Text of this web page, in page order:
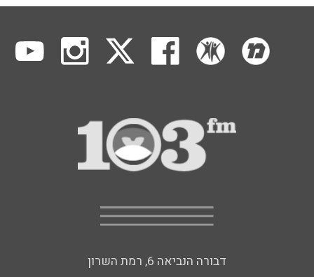
דבורה הנביאה 6, רמת השרון